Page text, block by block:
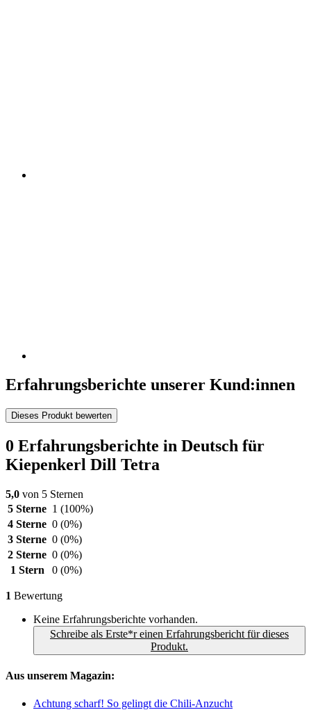
Erfahrungsberichte unserer Kund:innen
Dieses Produkt bewerten
0 Erfahrungsberichte in Deutsch für
Kiepenkerl Dill Tetra
5,0 von 5 Sternen
5 Sterne 1 (100%)
4 Sterne 0 (0%)
3 Sterne 0 (0%)
2 Sterne 0 (0%)
1 Stern
0 (0%)
1 Bewertung
Keine Erfahrungsberichte vorhanden.
Schreibe als Erste*r einen Erfahrungsbericht für dieses
Produkt.
Aus unserem Magazin:
Achtung scharf! So gelingt die Chili-Anzucht